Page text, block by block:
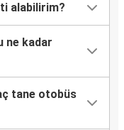
alabilirim?
ne kadar
tane otobüs